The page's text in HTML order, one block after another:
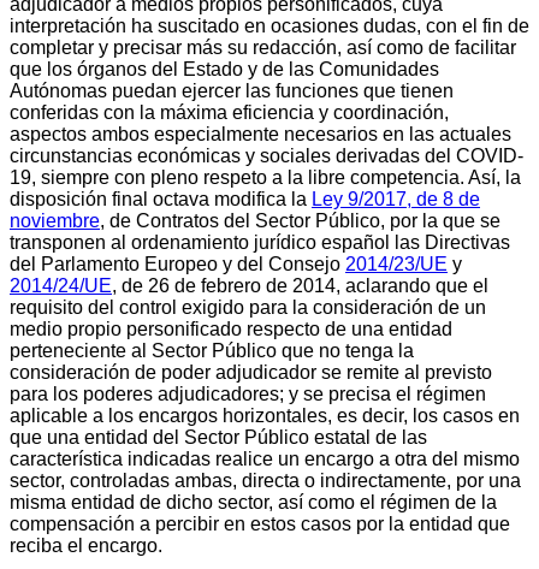
interpretación ha suscitado en ocasiones dudas, con el fin de
completar y precisar más su redacción, así como de facilitar
que los órganos del Estado y de las Comunidades
Autónomas puedan ejercer las funciones que tienen
conferidas con la máxima eficiencia y coordinación,
aspectos ambos especialmente necesarios en las actuales
circunstancias económicas y sociales derivadas del COVID-
19, siempre con pleno respeto a la libre competencia. Así, la
disposición final octava modifica la Ley 9/2017, de 8 de
noviembre, de Contratos del Sector Público, por la que se
transponen al ordenamiento jurídico español las Directivas
del Parlamento Europeo y del Consejo 2014/23/UE y
2014/24/UE, de 26 de febrero de 2014, aclarando que el
requisito del control exigido para la consideración de un
medio propio personificado respecto de una entidad
perteneciente al Sector Público que no tenga la
consideración de poder adjudicador se remite al previsto
para los poderes adjudicadores; y se precisa el régimen
aplicable a los encargos horizontales, es decir, los casos en
que una entidad del Sector Público estatal de las
característica indicadas realice un encargo a otra del mismo
sector, controladas ambas, directa o indirectamente, por una
misma entidad de dicho sector, así como el régimen de la
compensación a percibir en estos casos por la entidad que
reciba el encargo.